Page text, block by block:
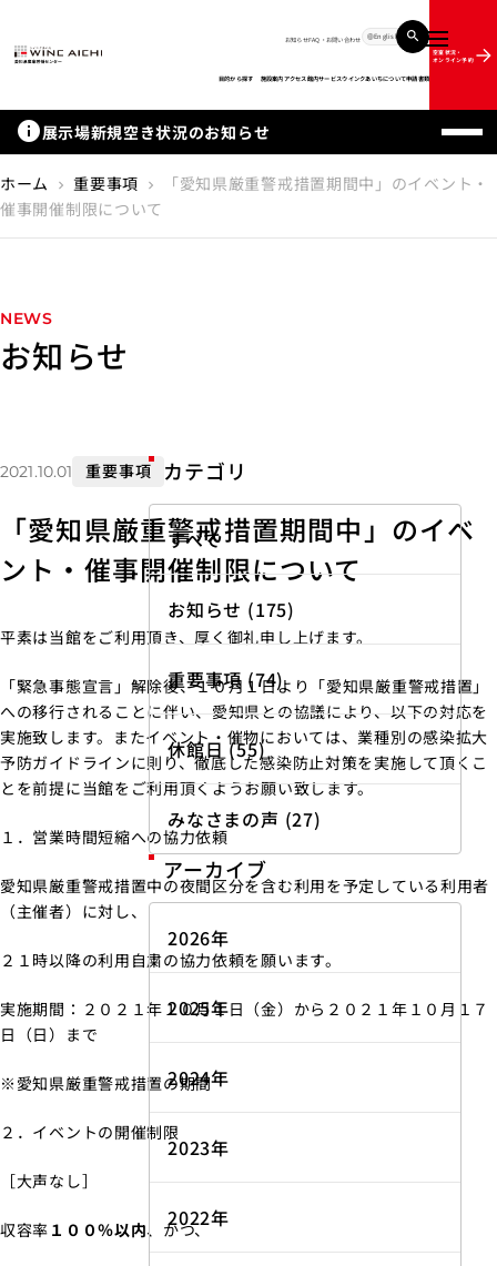
メニュー
お知らせFAQ・お問い合わせ English
目的から探す 施設案内アクセス館内サービスウインクあいちについて申請書類
空室状況・
オンライン予約
info展示場新規空き状況のお知らせ
ホーム chevron_right 重要事項 chevron_right
「愛知県厳重警戒措置期間中」のイベント・
催事開催制限について
NEWS
お知らせ
2021.10.01 重要事項
「愛知県厳重警戒措置期間中」のイベ
ント・催事開催制限について
平素は当館をご利用頂き、厚く御礼申し上げます。
「緊急事態宣言」解除後、１０月１日より「愛知県厳重警戒措置」
への移行されることに伴い、愛知県との協議により、以下の対応を
実施致します。またイベント・催物においては、業種別の感染拡大
予防ガイドラインに則り、徹底した感染防止対策を実施して頂くこ
とを前提に当館をご利用頂くようお願い致します。
１．営業時間短縮への協力依頼
愛知県厳重警戒措置中の夜間区分を含む利用を予定している利用者
（主催者）に対し、
２１時以降の利用自粛の協力依頼を願います。
実施期間：２０２１年１０月１日（金）から２０２１年１０月１７
日（日）まで
※愛知県厳重警戒措置の期間
２．イベントの開催制限
［大声なし］
収容率 １００％以内、かつ、
カテゴリ
すべて
お知らせ (175)
重要事項 (74)
休館日 (55)
みなさまの声 (27)
アーカイブ
2026年
2025年
2024年
2023年
2022年